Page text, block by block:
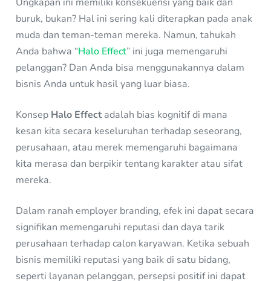
buruk, bukan? Hal ini sering kali diterapkan pada anak
muda dan teman-teman mereka. Namun, tahukah
Anda bahwa “Halo Effect” ini juga memengaruhi
pelanggan? Dan Anda bisa menggunakannya dalam
bisnis Anda untuk hasil yang luar biasa.
Konsep Halo Effect adalah bias kognitif di mana
kesan kita secara keseluruhan terhadap seseorang,
perusahaan, atau merek memengaruhi bagaimana
kita merasa dan berpikir tentang karakter atau sifat
mereka.
Dalam ranah employer branding, efek ini dapat secara
signifikan memengaruhi reputasi dan daya tarik
perusahaan terhadap calon karyawan. Ketika sebuah
bisnis memiliki reputasi yang baik di satu bidang,
seperti layanan pelanggan, persepsi positif ini dapat